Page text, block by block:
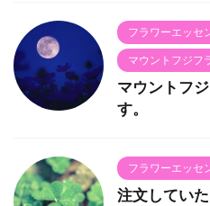
フラワーエッセ
マウントフジフ
マウントフ
す。
フラワーエッセ
注文してい